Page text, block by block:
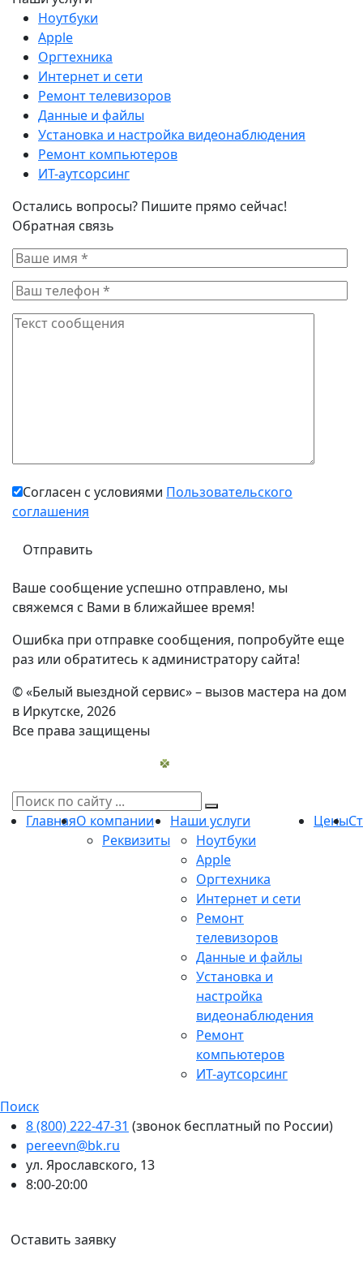
Ноутбуки
Apple
Оргтехника
Интернет и сети
Ремонт телевизоров
Данные и файлы
Установка и настройка видеонаблюдения
Ремонт компьютеров
ИТ-аутсорсинг
Остались вопросы? Пишите прямо сейчас!
Обратная связь
Согласен с условиями Пользовательского
соглашения
Ваше сообщение успешно отправлено, мы
свяжемся с Вами в ближайшее время!
Ошибка при отправке сообщения, попробуйте еще
раз или обратитесь к администратору сайта!
© «Белый выездной сервис» – вызов мастера на дом
в Иркутске, 2026
Все права защищены
ГлавнаяО компании
Реквизиты
Наши услуги
Ноутбуки
Apple
Оргтехника
Интернет и сети
Ремонт
телевизоров
Данные и файлы
Установка и
настройка
видеонаблюдения
Ремонт
компьютеров
ИТ-аутсорсинг
Цены
Поиск
8 (800) 222-47-31 (звонок бесплатный по России)
pereevn@bk.ru
ул. Ярославского, 13
8:00-20:00
Оставить заявку